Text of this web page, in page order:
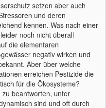
setzen aber auch
und deren
kennen. Was nach einer
noch nicht überall
die elementaren
negativ wirken und
Aber über welche
erreichen Pestizide die
für die Ökosysteme?
beantworten, unter
sind und oft durch